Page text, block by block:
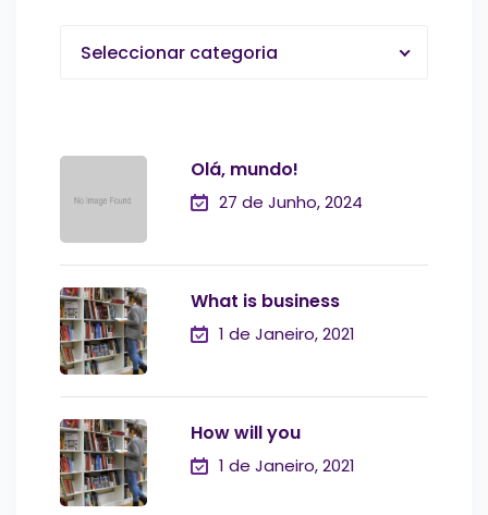
Seleccionar categoria
Olá, mundo!
27 de Junho, 2024
What is business
1 de Janeiro, 2021
How will you
1 de Janeiro, 2021